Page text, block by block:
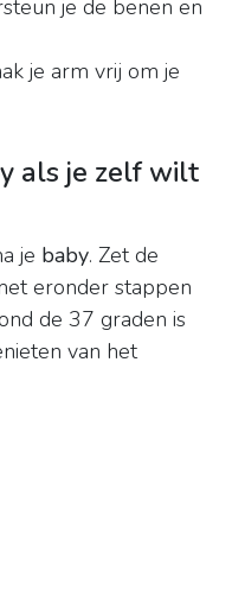
je de benen en
je arm vrij om je
als je zelf wilt
je baby. Zet de
eronder stappen
de 37 graden is
van het